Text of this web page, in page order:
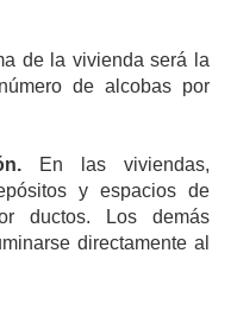
de la vivienda será la
de alcobas por
En las viviendas,
y espacios de
ductos. Los demás
directamente al